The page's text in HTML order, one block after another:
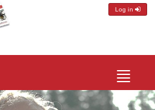
Log in
Toggle